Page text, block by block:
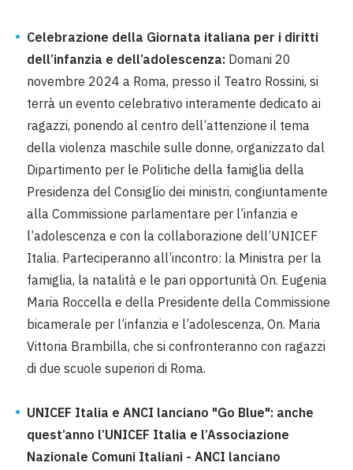
Celebrazione della Giornata italiana per i diritti
dell’infanzia e dell’adolescenza: Domani 20
novembre 2024 a Roma, presso il Teatro Rossini, si
terrà un evento celebrativo interamente dedicato ai
ragazzi, ponendo al centro dell’attenzione il tema
della violenza maschile sulle donne, organizzato dal
Dipartimento per le Politiche della famiglia della
Presidenza del Consiglio dei ministri, congiuntamente
alla Commissione parlamentare per l’infanzia e
l’adolescenza e con la collaborazione dell’UNICEF
Italia. Parteciperanno all’incontro: la Ministra per la
famiglia, la natalità e le pari opportunità On. Eugenia
Maria Roccella e della Presidente della Commissione
bicamerale per l’infanzia e l’adolescenza, On. Maria
Vittoria Brambilla, che si confronteranno con ragazzi
di due scuole superiori di Roma.
UNICEF Italia e ANCI lanciano "Go Blue": anche
quest’anno l’UNICEF Italia e l’Associazione
Nazionale Comuni Italiani - ANCI lanciano